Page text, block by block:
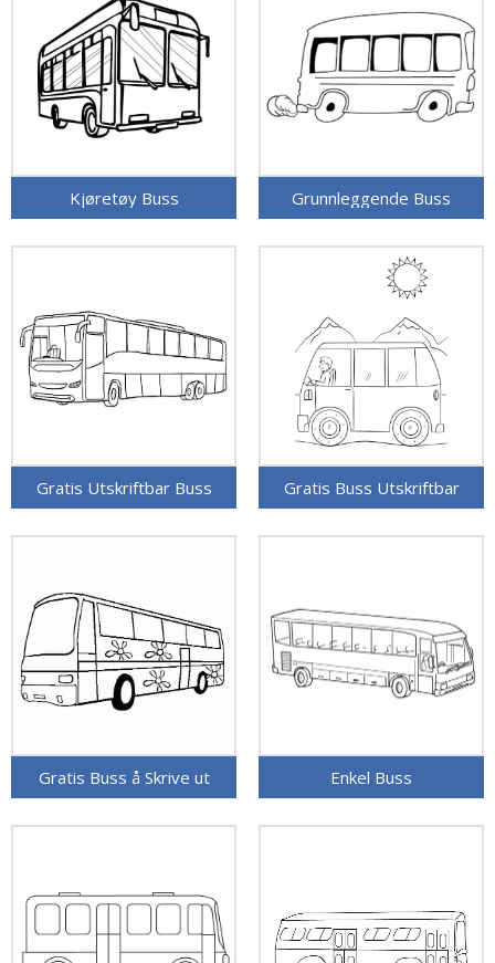
Kjøretøy Buss Grunnleggende Buss
Gratis Utskriftbar Buss Gratis Buss Utskriftbar
Gratis Buss å Skrive ut Enkel Buss